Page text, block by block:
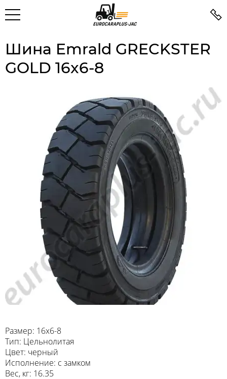
Шина Emrald GRECKSTER
GOLD 16x6-8
Размер: 16x6-8
Тип: Цельнолитая
Цвет: черный
Исполнение: с замком
Вес, кг: 16.35